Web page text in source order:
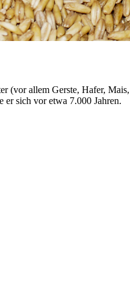
(vor allem Gerste, Hafer,
er sich vor etwa 7.000 Jahren.